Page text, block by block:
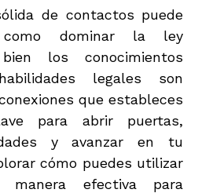
de contactos puede
dominar la ley
los conocimientos
legales son
que estableces
para abrir puertas,
y avanzar en tu
cómo puedes utilizar
efectiva para